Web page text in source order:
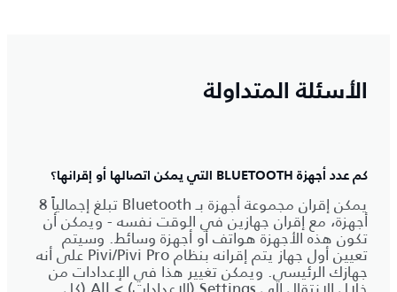
الأسئلة المتداولة
كم عدد أجهزة BLUETOOTH التي يمكن اتصالها أو إقرانها؟
يمكن إقران مجموعة أجهزة بـ Bluetooth تبلغ إجمالياً 8
أجهزة، مع إقران جهازين في الوقت نفسه - ويمكن أن
تكون هذه الأجهزة هواتف أو أجهزة وسائط. وسيتم
تعيين أول جهاز يتم إقرانه بنظام Pivi/Pivi Pro على أنه
جهازك الرئيسي. ويمكن تغيير هذا في الإعدادات من